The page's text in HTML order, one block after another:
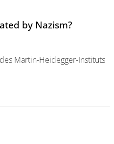
by Nazism?
Martin-Heidegger-Instituts